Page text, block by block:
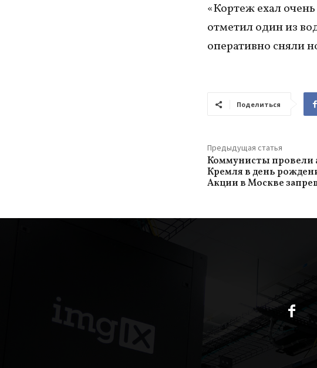
«Кортеж ехал
отметил один из
оперативно сняли
Поделиться
Предыдущая статья
Коммунисты провели
Кремля в день
Акции в Москве